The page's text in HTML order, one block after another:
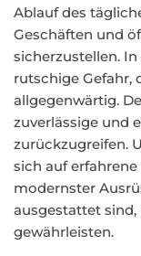
Ablauf des
Geschäften und
sicherzustellen.
rutschige Gefahr,
allgegenwärtig.
zuverlässige und
zurückzugreifen.
sich auf
modernster
ausgestattet
gewährleisten.